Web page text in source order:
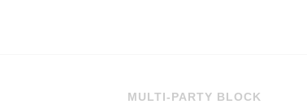
MULTI-PARTY BLOCK